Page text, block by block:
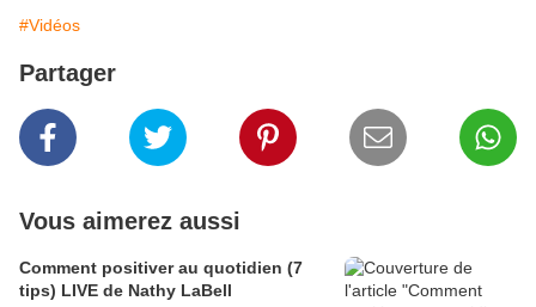
#Vidéos
Partager
Vous aimerez aussi
Comment positiver au quotidien (7
tips) LIVE de Nathy LaBell